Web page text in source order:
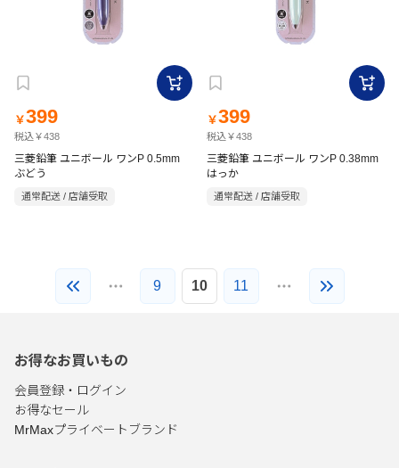
￥399
税込￥438
三菱鉛筆 ユニボール ワンP 0.5mm
ぶどう
通常配送 / 店舗受取
￥399
税込￥438
三菱鉛筆 ユニボール ワンP 0.38mm
はっか
通常配送 / 店舗受取
9 10 11
お得なお買いもの
会員登録・ログイン
お得なセール
MrMaxプライベートブランド